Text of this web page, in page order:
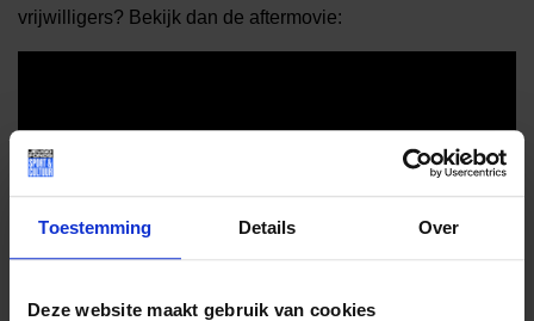
Toestemming Details Over
Deze website maakt gebruik van cookies
vrijwilligers? Bekijk dan de aftermovie: